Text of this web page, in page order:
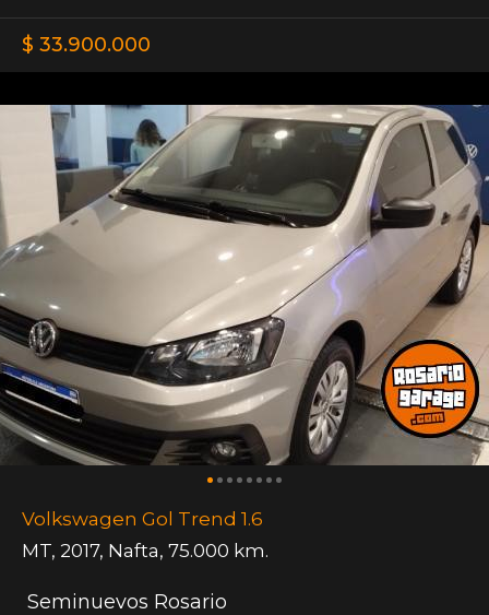
$ 33.900.000
Volkswagen Gol Trend 1.6
MT, 2017, Nafta, 75.000 km.
Seminuevos Rosario